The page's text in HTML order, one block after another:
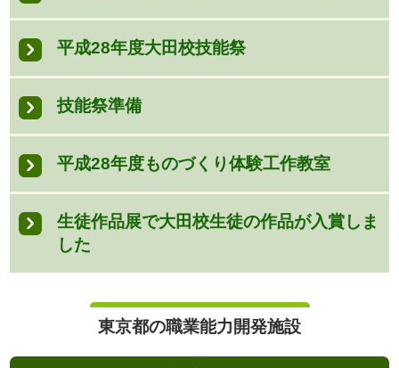
平成28年度大田校技能祭
技能祭準備
平成28年度ものづくり体験工作教室
生徒作品展で大田校生徒の作品が入賞しま
した
東京都の職業能力開発施設